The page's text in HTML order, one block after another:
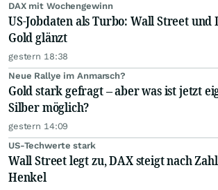
DAX mit Wochengewinn
US-Jobdaten als Turbo: Wall Street und
Gold glänzt
gestern 18:38
Neue Rallye im Anmarsch?
Gold stark gefragt – aber was ist jetzt
Silber möglich?
gestern 14:09
US-Techwerte stark
Wall Street legt zu, DAX steigt nach
Henkel